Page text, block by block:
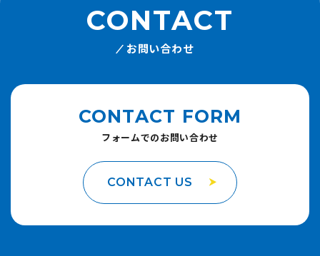
CONTACT
お問い合わせ
CONTACT FORM
フォームでのお問い合わせ
CONTACT US